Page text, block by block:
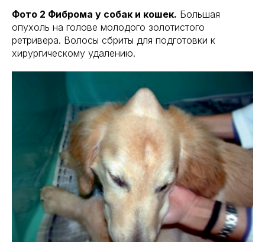
Фото 2 Фиброма у собак и кошек. Большая
опухоль на голове молодого золотистого
ретривера. Волосы сбриты для подготовки к
хирургическому удалению.